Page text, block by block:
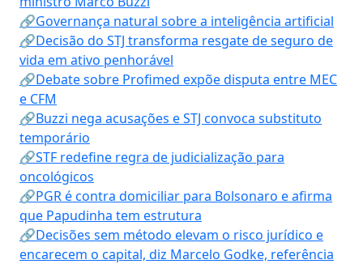
🔗Governança natural sobre a inteligência artificial
🔗Decisão do STJ transforma resgate de seguro de
vida em ativo penhorável
🔗Debate sobre Profimed expõe disputa entre MEC
e CFM
🔗Buzzi nega acusações e STJ convoca substituto
temporário
🔗STF redefine regra de judicialização para
oncológicos
🔗PGR é contra domiciliar para Bolsonaro e afirma
que Papudinha tem estrutura
🔗Decisões sem método elevam o risco jurídico e
encarecem o capital, diz Marcelo Godke, referência